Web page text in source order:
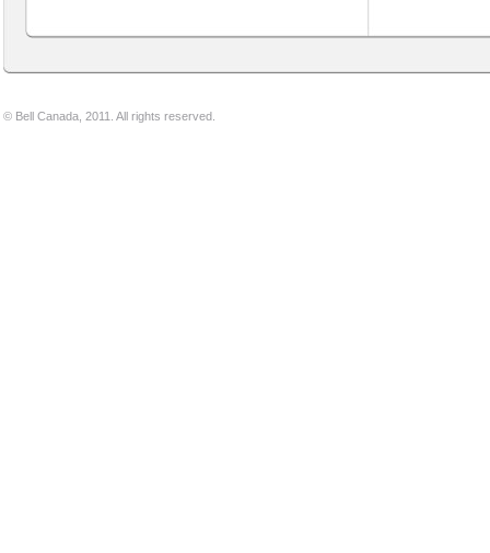
© Bell Canada, 2011. All rights reserved.